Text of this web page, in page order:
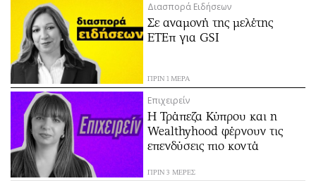
Κύπρος
Παιδεία
Υγεία
Πολιτική
Βουλευτικές 2026
Εκλογές 2024
Προεδρικές 2023
Δημοσκοπήσεις
Διπλωματία
Απόψεις
Αρθρογραφία
Αγγελίες
Ενοικιάζονται
Πωλούνται
Ζητούν εργασία
Θέσεις εργασίας
Διασπορά Ειδήσεων
Σε αναμονή της μελέτης
ΕΤΕπ για GSI
ΠΡΙΝ 1 ΜΕΡΑ
Επιχειρείν
Η Τράπεζα Κύπρου και η
Wealthyhood φέρνουν τις
επενδύσεις πιο κοντά
ΠΡΙΝ 3 ΜΕΡΕΣ